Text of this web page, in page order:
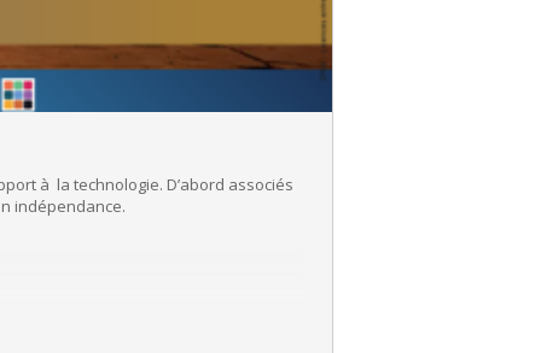
à la technologie. D’abord associés
indépendance.